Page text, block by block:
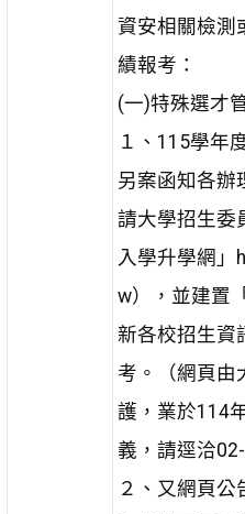
資安相關檢測
績報考：
(一)特殊選才
１、115學年
另案函知各辦
請大學招生委
入學升學網」
w），並建置
新各校招生資
考。（網頁由
護，業於114
義，請逕洽
２、又網頁公